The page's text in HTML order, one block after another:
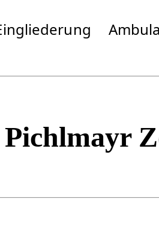
Gottfrieding